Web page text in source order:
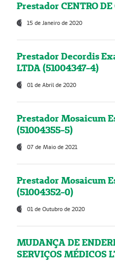
Prestador CENTRO
15 de Janeiro de 2020
Prestador Decordis
LTDA (51004347-4)
01 de Abril de 2020
Prestador Mosaicum
(51004355-5)
07 de Maio de 2021
Prestador Mosaicum
(51004352-0)
01 de Outubro de 2020
MUDANÇA DE
SERVIÇOS MÉDICOS